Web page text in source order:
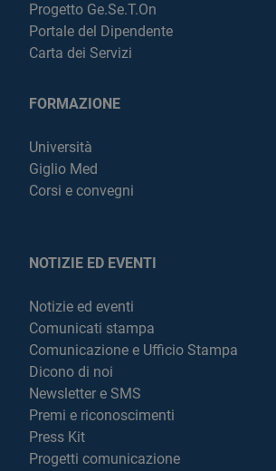
Progetto Ge.Se.T.On
Portale del Dipendente
Carta dei Servizi
FORMAZIONE
Università
Giglio Med
Corsi e convegni
NOTIZIE ED EVENTI
Notizie ed eventi
Comunicati stampa
Comunicazione e Ufficio Stampa
Dicono di noi
Newsletter e SMS
Premi e riconoscimenti
Press Kit
Progetti comunicazione